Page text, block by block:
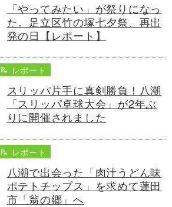
「やってみたい」が祭りになっ
た。足立区竹の塚七夕祭、再出
発の日【レポート】
📝 レポート
スリッパ片手に真剣勝負！八潮
「スリッパ卓球大会」が2年ぶ
りに開催されました
📝 レポート
八潮で出会った「肉汁うどん味
ポテトチップス」を求めて蓮田
市「翁の郷」へ